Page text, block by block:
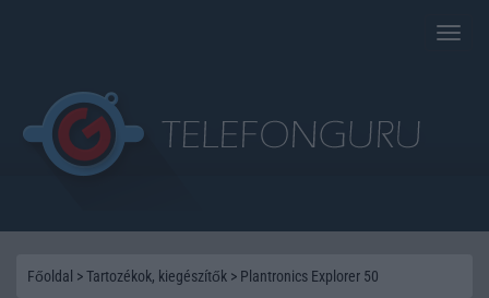
Toggle
Főoldal >Tartozékok, kiegészítők > Plantronics Explorer 50